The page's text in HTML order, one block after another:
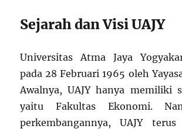
Sejarah dan Visi UAJY
Universitas Atma Jaya
pada 28 Februari 1965 oleh
Awalnya, UAJY hanya memiliki
yaitu Fakultas Ekonomi.
perkembangannya, UAJY terus